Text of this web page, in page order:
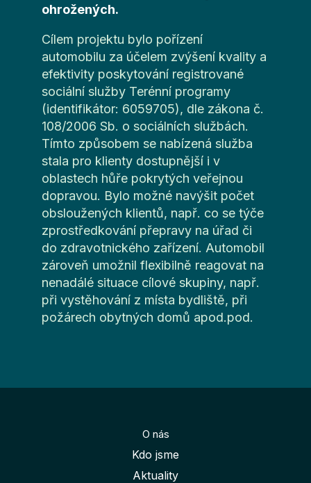
ohrožených.
Cílem projektu bylo pořízení
automobilu za účelem zvýšení kvality a
efektivity poskytování registrované
sociální služby Terénní programy
(identifikátor: 6059705), dle zákona č.
108/2006 Sb. o sociálních službách.
Tímto způsobem se nabízená služba
stala pro klienty dostupnější i v
oblastech hůře pokrytých veřejnou
dopravou. Bylo možné navýšit počet
obsloužených klientů, např. co se týče
zprostředkování přepravy na úřad či
do zdravotnického zařízení. Automobil
zároveň umožnil flexibilně reagovat na
nenadálé situace cílové skupiny, např.
při vystěhování z místa bydliště, při
požárech obytných domů apod.pod.
O nás
Kdo jsme
Aktuality